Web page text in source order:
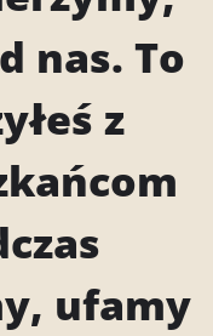
nas. To
z
ufamy